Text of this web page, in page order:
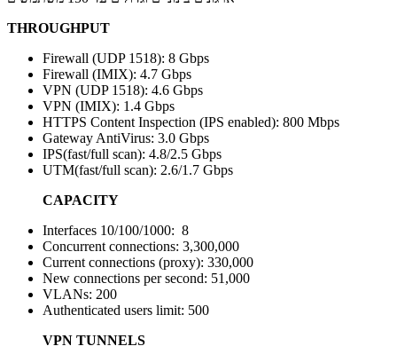
THROUGHPUT
Firewall (UDP 1518): 8 Gbps
Firewall (IMIX): 4.7 Gbps
VPN (UDP 1518): 4.6 Gbps
VPN (IMIX): 1.4 Gbps
HTTPS Content Inspection (IPS enabled): 800 Mbps
Gateway AntiVirus: 3.0 Gbps
IPS(fast/full scan): 4.8/2.5 Gbps
UTM(fast/full scan): 2.6/1.7 Gbps
CAPACITY
Interfaces 10/100/1000: 8
Concurrent connections: 3,300,000
Current connections (proxy): 330,000
New connections per second: 51,000
VLANs: 200
Authenticated users limit: 500
VPN TUNNELS